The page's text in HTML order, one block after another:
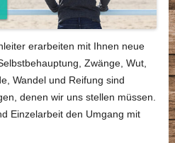
erarbeiten mit Ihnen neue
Zwänge, Wut,
Wandel und Reifung sind
denen wir uns stellen müssen.
Einzelarbeit den Umgang mit